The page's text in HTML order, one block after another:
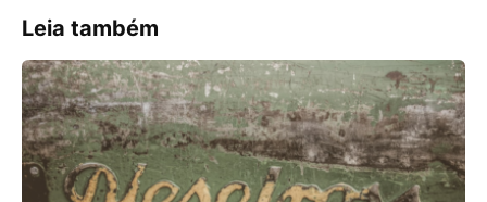
Leia também